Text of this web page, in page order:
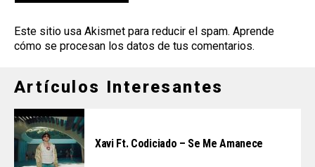
Este sitio usa Akismet para reducir el spam. Aprende
cómo se procesan los datos de tus comentarios.
Artículos Interesantes
Xavi Ft. Codiciado – Se Me Amanece